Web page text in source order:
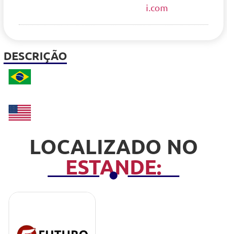
DESCRIÇÃO
LOCALIZADO NO
ESTANDE:
i.com